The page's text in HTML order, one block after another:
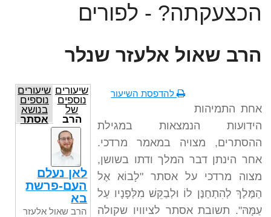
הכצעקתה? - לפורים
הרב שאול אלעזר שנלר
להדפסת השיעור
אחת התמיהות
הידועות הנמצאות במגילת
ההסתרים, מצויה במאמר מרדכי.
אחר הינתן דבר המלך ודתו בשושן,
מצוה מרדכי על אסתר "לָבוֹא אֶל
הַמֶּלֶךְ לְהִתְחַנֶּן לוֹ וּלְבַקֵּשׁ מִלְּפָנָיו עַל
עַמָּהּ". תשובת אסתר לציוויו שקולה
שיעורים
נוספים
של
הרב
שאול
אלעזר
שנלר
שיעורים
נוספים
בנושא
אסתר
לאן נעלם
העם-פרשת
בא
הרב שאול אלעזר